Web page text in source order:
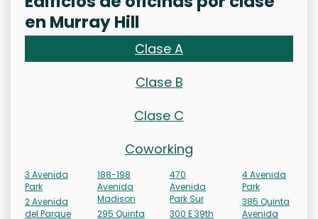
en Murray Hill
Clase A
Clase B
Clase C
Coworking
3 Avenida
Park
2 Avenida
del Parque
188-198
Avenida
Madison
295 Quinta
470
Avenida
Park Sur
300 E 39th
4 Avenida
Park
385 Quinta
Avenida